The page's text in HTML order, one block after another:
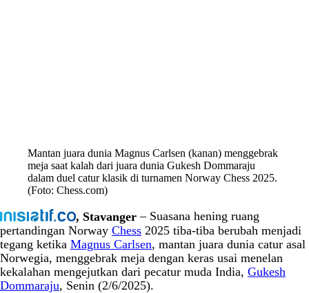
Mantan juara dunia Magnus Carlsen (kanan) menggebrak
meja saat kalah dari juara dunia Gukesh Dommaraju
dalam duel catur klasik di turnamen Norway Chess 2025.
(Foto: Chess.com)
, Stavanger– Suasana hening ruang
pertandingan Norway Chess 2025 tiba-tiba berubah menjadi
tegang ketika Magnus Carlsen, mantan juara dunia catur asal
Norwegia, menggebrak meja dengan keras usai menelan
kekalahan mengejutkan dari pecatur muda India, Gukesh
Dommaraju, Senin (2/6/2025).